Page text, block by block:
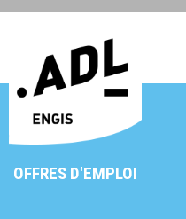
OFFRES D'EMPLOI